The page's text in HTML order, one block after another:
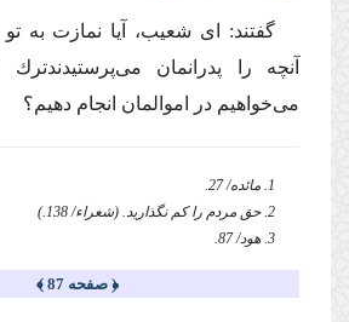
گفتند: اى شعیب، آیا نمازت به
آنچه را پدرانمان مى‌پرستیدندترك
مى‌خواهیم در اموالمان انجام دهیم؟
1. مائده/ 27.
2. حق مردم را كم نگذارید. (شعراء/ 138.)
3. هود/ 87.
﴿ صفحه 87 ﴾